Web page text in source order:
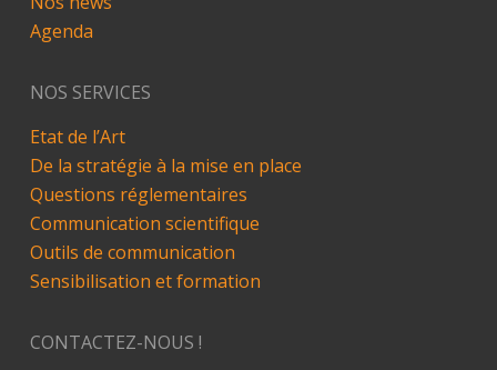
Agenda
NOS SERVICES
Etat de l’Art
De la stratégie à la mise en place
Questions réglementaires
Communication scientifique
Outils de communication
Sensibilisation et formation
CONTACTEZ-NOUS !